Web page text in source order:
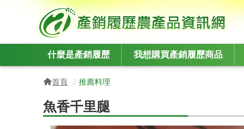
什麼是產銷履歷 我想購買產銷履歷商品
首頁 推薦料理
魚香千里腿